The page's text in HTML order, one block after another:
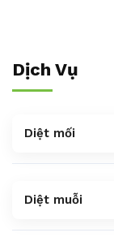
Dịch Vụ
Diệt mối
Diệt muỗi